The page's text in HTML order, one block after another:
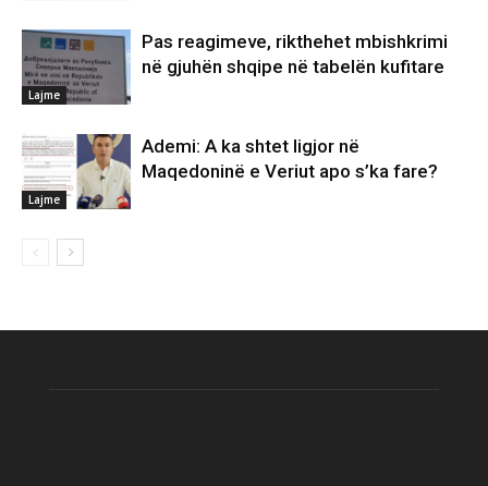
Lajme
Pas reagimeve, rikthehet mbishkrimi
në gjuhën shqipe në tabelën kufitare
Lajme
Ademi: A ka shtet ligjor në
Maqedoninë e Veriut apo s’ka fare?